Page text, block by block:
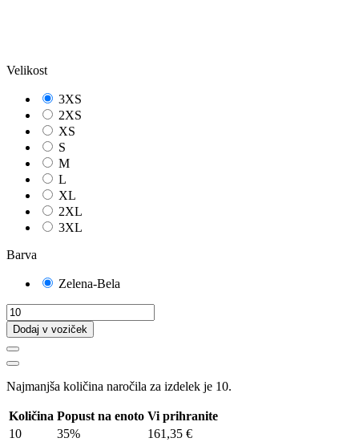
Velikost
3XS
2XS
XS
S
M
L
XL
2XL
3XL
Barva
Zelena-Bela
Dodaj v voziček
Najmanjša količina naročila za izdelek je 10.
Količina Popust na enoto Vi prihranite
10
35% 161,35 €